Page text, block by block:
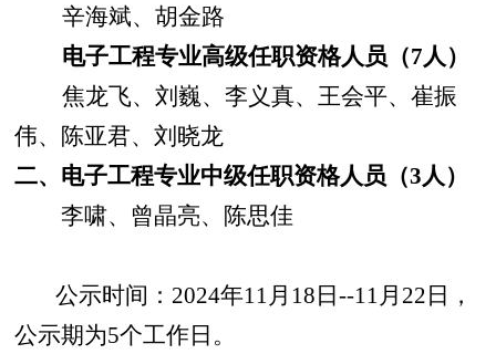
辛海斌、胡金路
电子工程专业高级任职资格人员（7人）
焦龙飞、刘巍、李义真、王会平、崔振
伟、陈亚君、刘晓龙
二、电子工程专业中级任职资格人员（3人）
李啸、曾晶亮、陈思佳
公示时间： 2024年11月 18 日--11月 22 日，
公示期为5个工作日。